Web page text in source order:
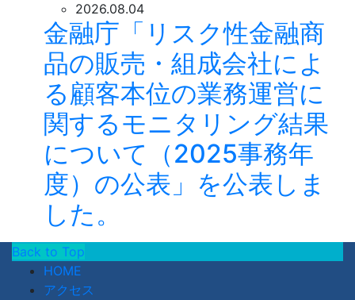
2026.08.04
金融庁「リスク性金融商
品の販売・組成会社によ
る顧客本位の業務運営に
関するモニタリング結果
について（2025事務年
度）の公表」を公表しま
した。
Back to Top
HOME
アクセス